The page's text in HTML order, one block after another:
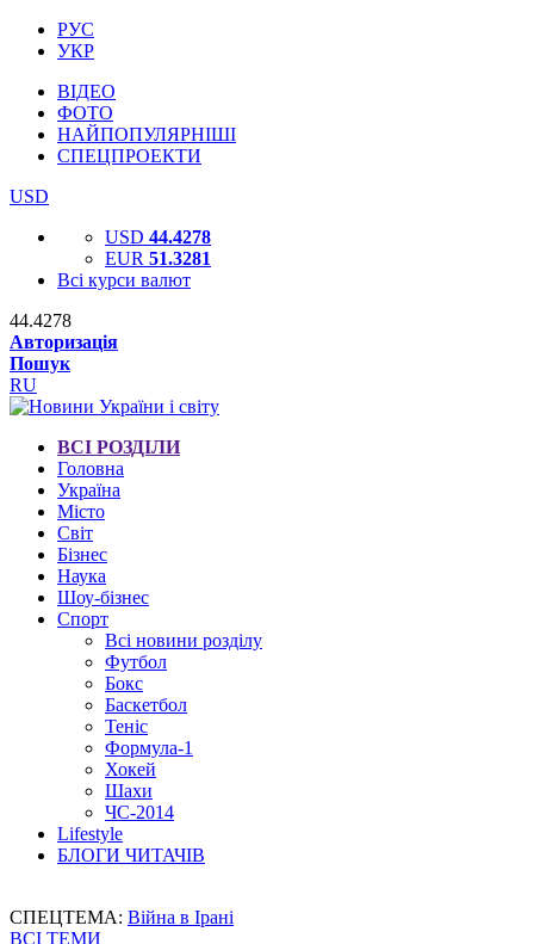
РУС
УКР
ВІДЕО
ФОТО
НАЙПОПУЛЯРНІШІ
СПЕЦПРОЕКТИ
USD
USD 44.4278
EUR 51.3281
Всі курси валют
44.4278
Авторизація
Пошук
RU
ВСІ РОЗДІЛИ
Головна
Україна
Місто
Світ
Бізнес
Наука
Шоу-бізнес
Спорт
Всі новини розділу
Футбол
Бокс
Баскетбол
Теніс
Формула-1
Хокей
Шахи
ЧС-2014
Lifestyle
БЛОГИ ЧИТАЧІВ
СПЕЦТЕМА: Війна в Ірані
ВСІ ТЕМИ